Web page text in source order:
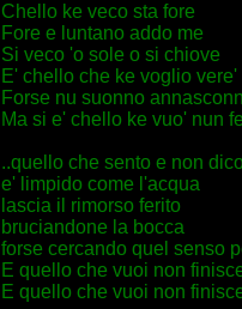
Chello ke veco sta fore
Fore e luntano addo me
Si veco 'o sole o si chiove
E' chello che ke voglio vere'
Forse nu suonno
Ma si e' chello ke vuo' nun
..quello che sento e non
e' limpido come l'acqua
lascia il rimorso ferito
bruciandone la bocca
forse cercando quel senso
E quello che vuoi non
E quello che vuoi non